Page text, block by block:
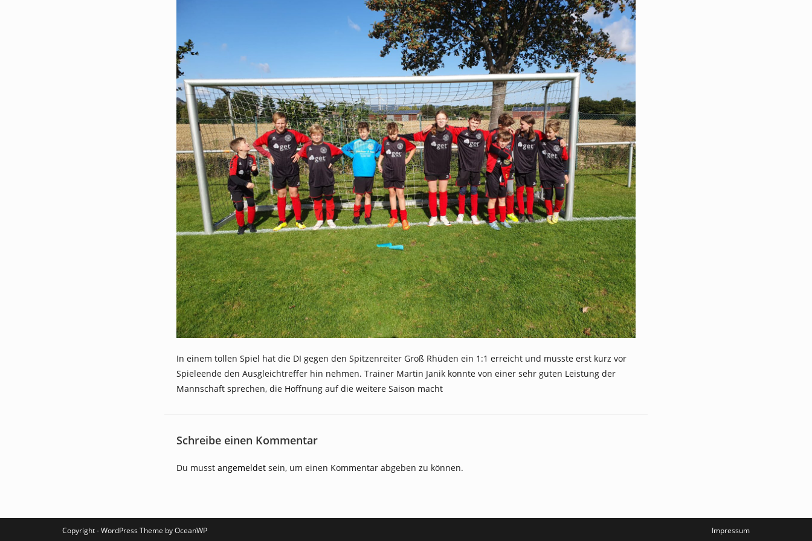
In einem tollen Spiel hat die DI gegen den Spitzenreiter Groß Rhüden ein 1:1 erreicht und musste erst kurz vor
Spieleende den Ausgleichtreffer hin nehmen. Trainer Martin Janik konnte von einer sehr guten Leistung der
Mannschaft sprechen, die Hoffnung auf die weitere Saison macht
Schreibe einen Kommentar
Du musst angemeldet sein, um einen Kommentar abgeben zu können.
Impressum
Copyright - WordPress Theme by OceanWP